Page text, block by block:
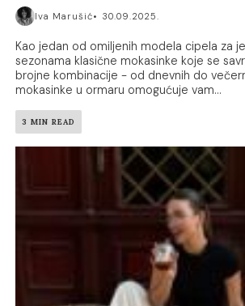
Iva Marušić 30.09.2025.
Kao jedan od omiljenih modela cipela za
sezonama klasične mokasinke koje se
brojne kombinacije - od dnevnih do
mokasinke u ormaru omogućuje vam...
3 MIN READ